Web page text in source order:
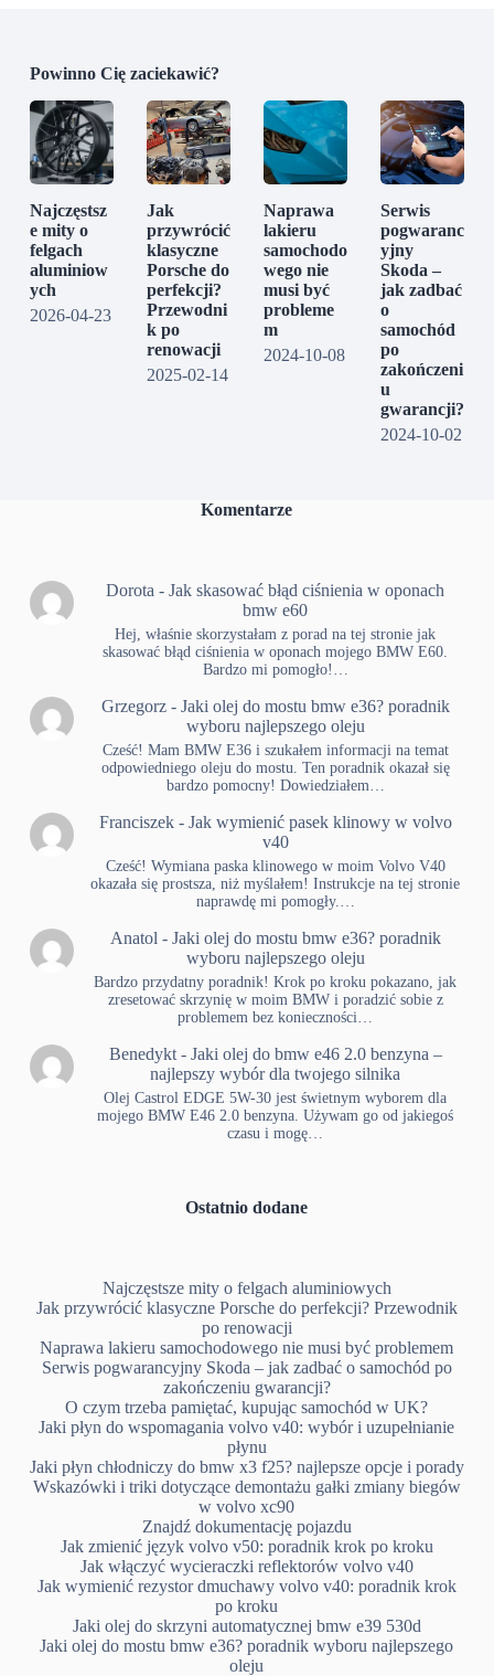
Powinno Cię zaciekawić?
Najczęstsz
e mity o
felgach
aluminiow
ych
2026-04-23
Jak
przywrócić
klasyczne
Porsche do
perfekcji?
Przewodni
k po
renowacji
2025-02-14
Naprawa
lakieru
samochodo
wego nie
musi być
probleme
m
2024-10-08
Serwis
pogwaranc
yjny
Skoda –
jak zadbać
o
samochód
po
zakończeni
u
gwarancji?
2024-10-02
Komentarze
Dorota -Jak skasować błąd ciśnienia w oponach
bmw e60
Hej, właśnie skorzystałam z porad na tej stronie jak
skasować błąd ciśnienia w oponach mojego BMW E60.
Bardzo mi pomogło!…
Grzegorz- Jaki olej do mostu bmw e36? poradnik
wyboru najlepszego oleju
Cześć! Mam BMW E36 i szukałem informacji na temat
odpowiedniego oleju do mostu. Ten poradnik okazał się
bardzo pomocny! Dowiedziałem…
Franciszek- Jak wymienić pasek klinowy w volvo
v40
Cześć! Wymiana paska klinowego w moim Volvo V40
okazała się prostsza, niż myślałem! Instrukcje na tej stronie
naprawdę mi pomogły.…
Anatol - Jaki olej do mostu bmw e36? poradnik
wyboru najlepszego oleju
Bardzo przydatny poradnik! Krok po kroku pokazano, jak
zresetować skrzynię w moim BMW i poradzić sobie z
problemem bez konieczności…
Benedykt- Jaki olej do bmw e46 2.0 benzyna –
najlepszy wybór dla twojego silnika
Olej Castrol EDGE 5W-30 jest świetnym wyborem dla
mojego BMW E46 2.0 benzyna. Używam go od jakiegoś
czasu i mogę…
Ostatnio dodane
Najczęstsze mity o felgach aluminiowych
Jak przywrócić klasyczne Porsche do perfekcji? Przewodnik
po renowacji
Naprawa lakieru samochodowego nie musi być problemem
Serwis pogwarancyjny Skoda – jak zadbać o samochód po
zakończeniu gwarancji?
O czym trzeba pamiętać, kupując samochód w UK?
Jaki płyn do wspomagania volvo v40: wybór i uzupełnianie
płynu
Jaki płyn chłodniczy do bmw x3 f25? najlepsze opcje i porady
Wskazówki i triki dotyczące demontażu gałki zmiany biegów
w volvo xc90
Znajdź dokumentację pojazdu
Jak zmienić język volvo v50: poradnik krok po kroku
Jak włączyć wycieraczki reflektorów volvo v40
Jak wymienić rezystor dmuchawy volvo v40: poradnik krok
po kroku
Jaki olej do skrzyni automatycznej bmw e39 530d
Jaki olej do mostu bmw e36? poradnik wyboru najlepszego
oleju